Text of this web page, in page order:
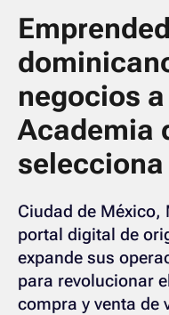
negocios
Academia
selecciona
Ciudad de México,
portal digital de
expande sus
para revolucionar
compra y venta de